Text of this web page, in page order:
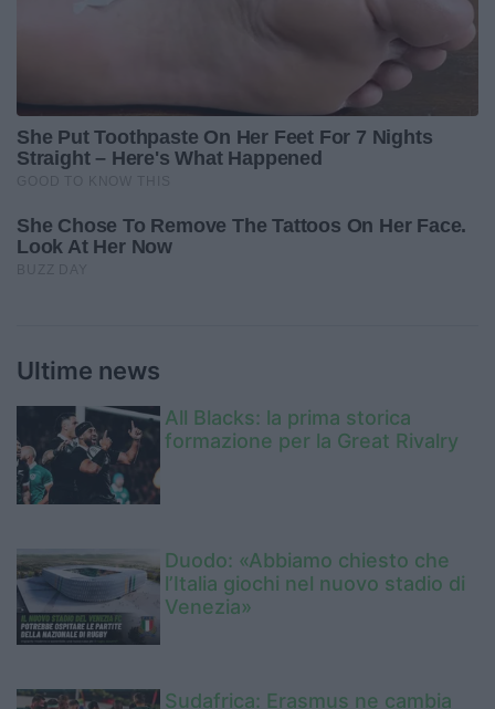
Ultime news
All Blacks: la prima storica
formazione per la Great Rivalry
Duodo: «Abbiamo chiesto che
l’Italia giochi nel nuovo stadio di
Venezia»
Sudafrica: Erasmus ne cambia